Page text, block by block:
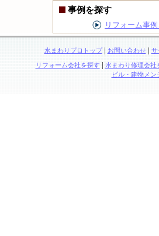
事例を探す
リフォーム事
水まわりプロトップ| お問い合わせ| サ
リフォーム会社を探す | 水まわり修理会社
ビル・建物メ